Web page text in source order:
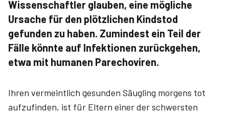
Wissenschaftler glauben, eine mögliche
Ursache für den plötzlichen Kindstod
gefunden zu haben. Zumindest ein Teil der
Fälle könnte auf Infektionen zurückgehen,
etwa mit humanen Parechoviren.
Ihren vermeintlich gesunden Säugling morgens tot
aufzufinden, ist für Eltern einer der schwersten